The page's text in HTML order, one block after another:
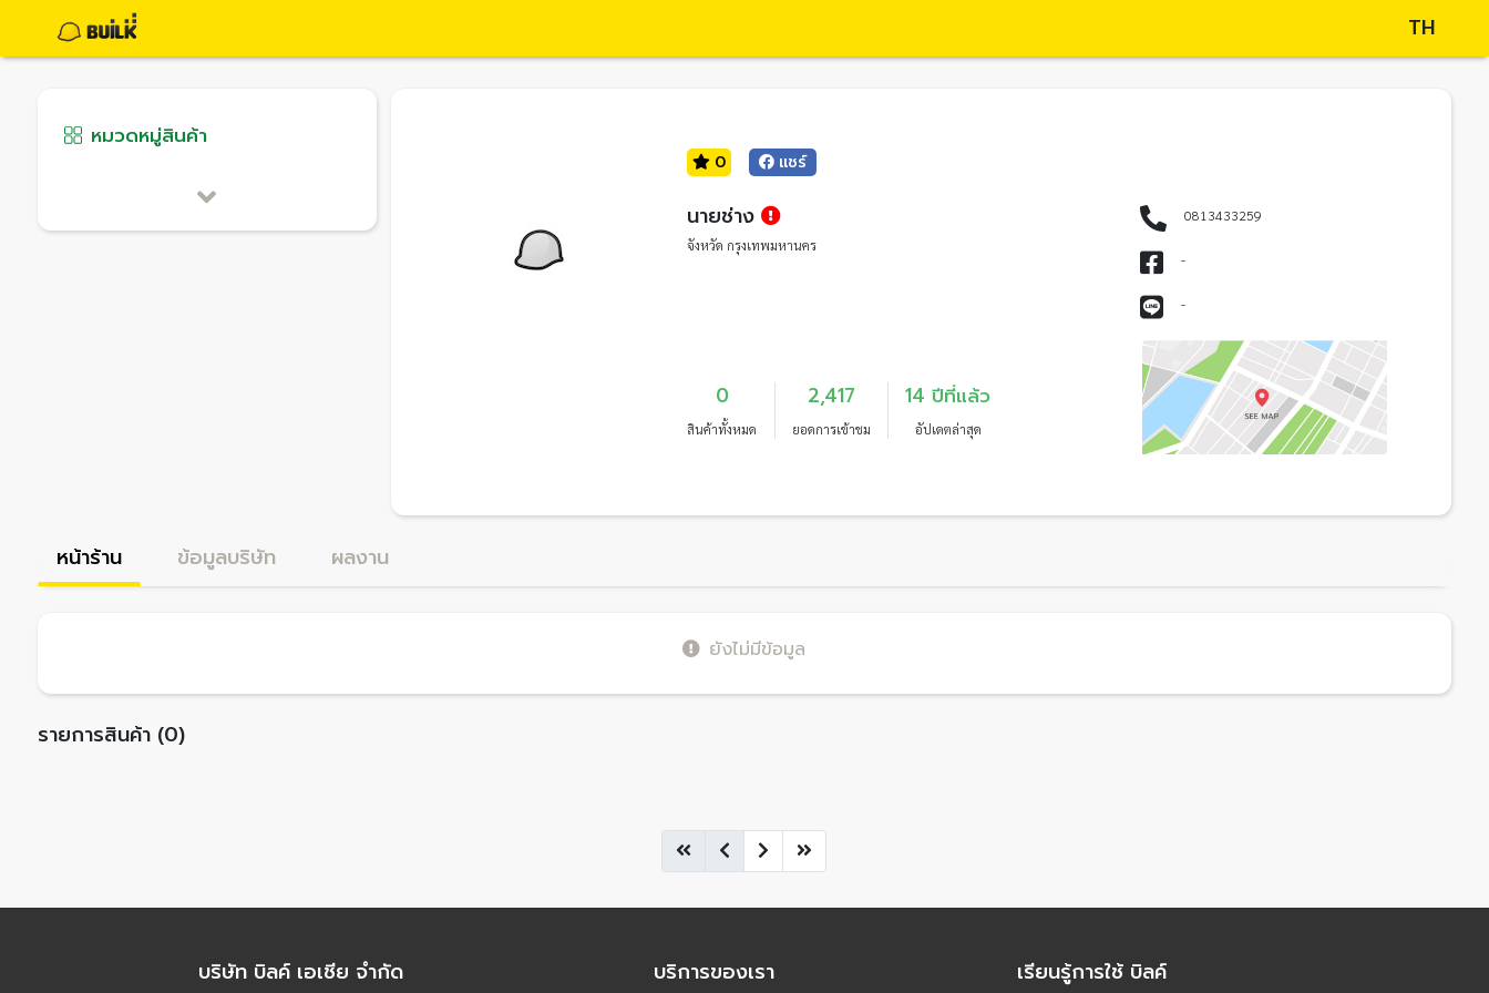
TH
หมวดหมู่สินค้า
0 แชร์
นายช่าง
จังหวัด กรุงเทพมหานคร
0
สินค้าทั้งหมด
2,417
ยอดการเข้าชม
14 ปีที่แล้ว
อัปเดตล่าสุด
0813433259
-
-
หน้าร้าน ข้อมูลบริษัท ผลงาน
ยังไม่มีข้อมูล
รายการสินค้า (0)
บริษัท บิลค์ เอเชีย จำกัด บริการของเรา เรียนรู้การใช้ บิลค์